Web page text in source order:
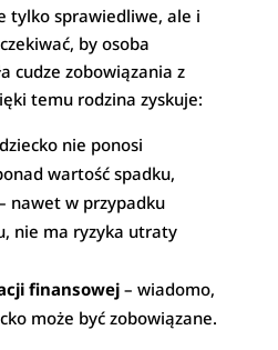
tylko sprawiedliwe, ale i
by osoba
cudze zobowiązania z
temu rodzina zyskuje:
nie ponosi
wartość spadku,
nawet w przypadku
nie ma ryzyka utraty
finansowej – wiadomo,
może być zobowiązane.